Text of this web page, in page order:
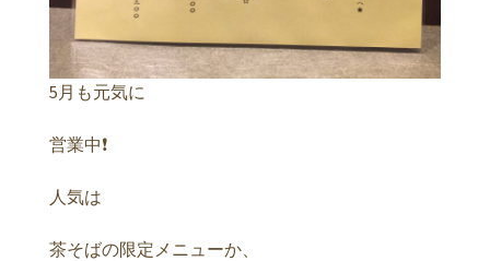
5月も元気に
営業中❗️
人気は
茶そばの限定メニューか、